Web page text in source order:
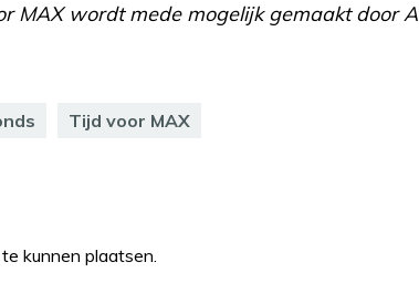
MAX wordt mede mogelijk gemaakt door
Tijd voor MAX
kunnen plaatsen.